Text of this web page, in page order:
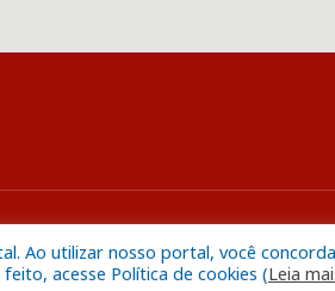
Ao utilizar nosso portal, você
acesse Política de cookies (Leia